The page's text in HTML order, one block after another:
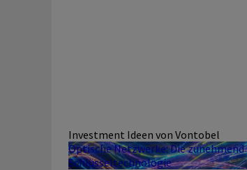
Investment Ideen von Vontobel
Optische Netzwerke: Die
Schlüsseltechnologie